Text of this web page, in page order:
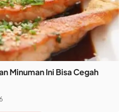
Minuman Ini Bisa Cegah